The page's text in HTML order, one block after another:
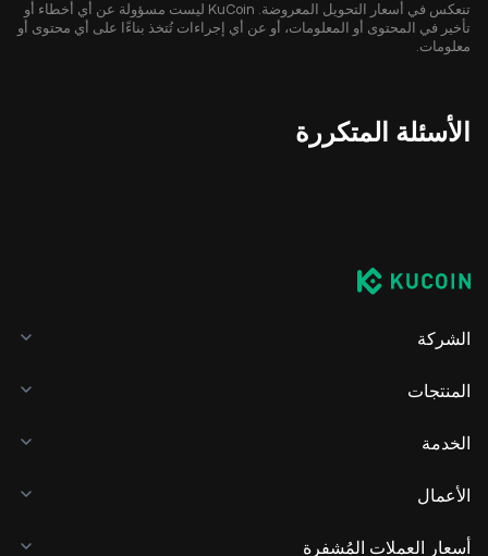
تنعكس في أسعار التحويل المعروضة. KuCoin ليست مسؤولة عن أي أخطاء أو
تأخير في المحتوى أو المعلومات، أو عن أي إجراءات تُتخذ بناءًا على أي محتوى أو
معلومات.
الأسئلة المتكررة
الشركة
المنتجات
الخدمة
الأعمال
أسعار العملات المُشفرة